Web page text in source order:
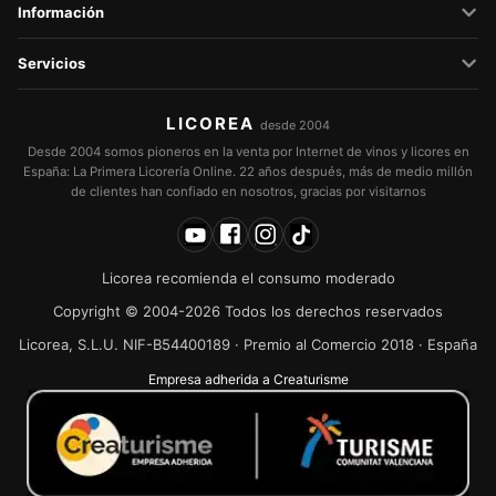
Información
Servicios
LICOREA desde 2004
Desde 2004 somos pioneros en la venta por Internet de vinos y licores en
España: La Primera Licorería Online. 22 años después, más de medio millón
de clientes han confiado en nosotros, gracias por visitarnos
Licorea recomienda el consumo moderado
Copyright © 2004-2026 Todos los derechos reservados
Licorea, S.L.U. NIF-B54400189 · Premio al Comercio 2018 · España
Empresa adherida a Creaturisme